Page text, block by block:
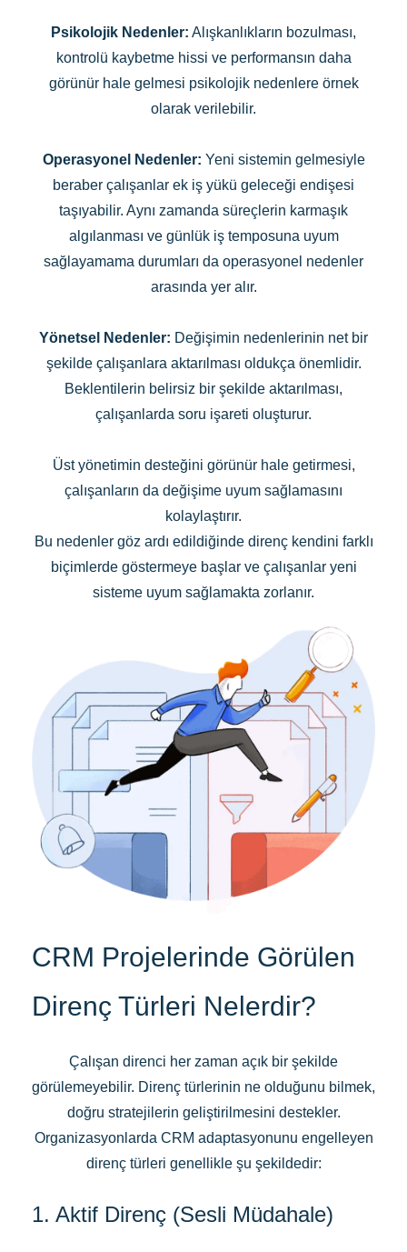
Psikolojik Nedenler: Alışkanlıkların bozulması,
kontrolü kaybetme hissi ve performansın daha
görünür hale gelmesi psikolojik nedenlere örnek
olarak verilebilir.
Operasyonel Nedenler: Yeni sistemin gelmesiyle
beraber çalışanlar ek iş yükü geleceği endişesi
taşıyabilir. Aynı zamanda süreçlerin karmaşık
algılanması ve günlük iş temposuna uyum
sağlayamama durumları da operasyonel nedenler
arasında yer alır.
Yönetsel Nedenler: Değişimin nedenlerinin net bir
şekilde çalışanlara aktarılması oldukça önemlidir.
Beklentilerin belirsiz bir şekilde aktarılması,
çalışanlarda soru işareti oluşturur.
Üst yönetimin desteğini görünür hale getirmesi,
çalışanların da değişime uyum sağlamasını
kolaylaştırır.
Bu nedenler göz ardı edildiğinde direnç kendini farklı
biçimlerde göstermeye başlar ve çalışanlar yeni
sisteme uyum sağlamakta zorlanır.
CRM Projelerinde Görülen
Direnç Türleri Nelerdir?
Çalışan direnci her zaman açık bir şekilde
görülemeyebilir. Direnç türlerinin ne olduğunu bilmek,
doğru stratejilerin geliştirilmesini destekler.
Organizasyonlarda CRM adaptasyonunu engelleyen
direnç türleri genellikle şu şekildedir:
1. Aktif Direnç (Sesli Müdahale)